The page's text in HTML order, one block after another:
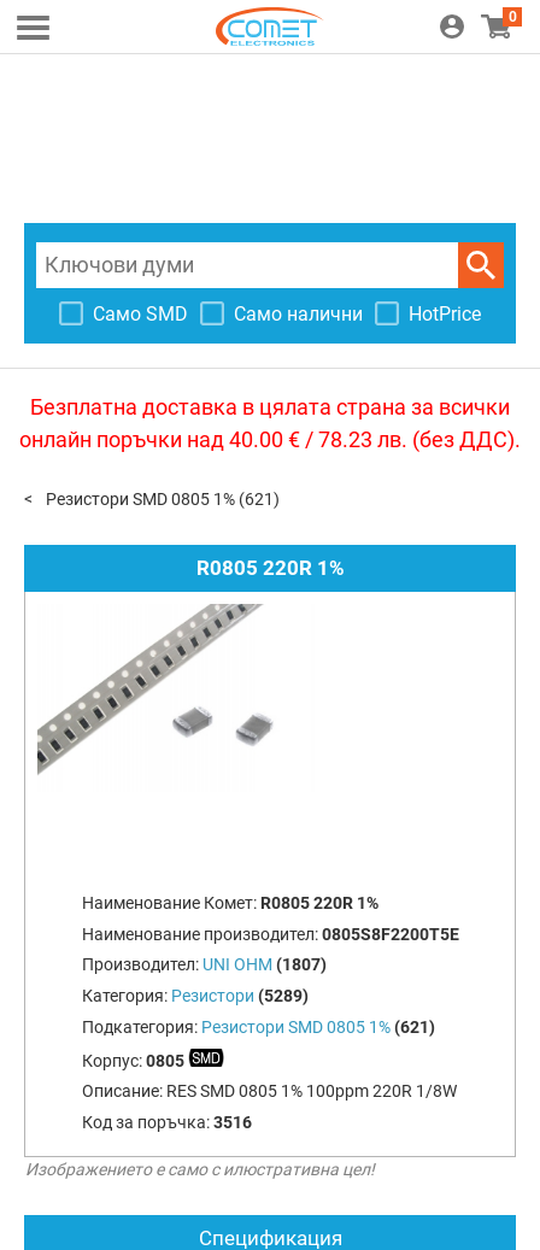
0
Само SMD Само налични HotPrice
Безплатна доставка в цялата страна за всички
онлайн поръчки над 40.00 € / 78.23 лв. (без ДДС).
Резистори SMD 0805 1% (621)
R0805 220R 1%
Наименование Комет: R0805 220R 1%
Наименование производител:0805S8F2200T5E
Производител: UNI OHM (1807)
Категория: Резистори (5289)
Подкатегория: Резистори SMD 0805 1% (621)
Корпус:0805
Описание: RES SMD 0805 1% 100ppm 220R 1/8W
Код за поръчка:3516
Изображението е само с илюстративна цел!
Спецификация